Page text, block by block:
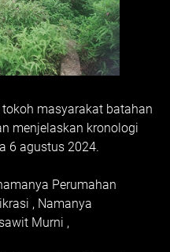
masyarakat batahan
menjelaskan kronologi
6 agustus 2024.
Perumahan
, Namanya
Murni ,